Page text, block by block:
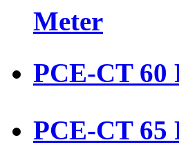
Meter
PCE-CT
PCE-CT 65